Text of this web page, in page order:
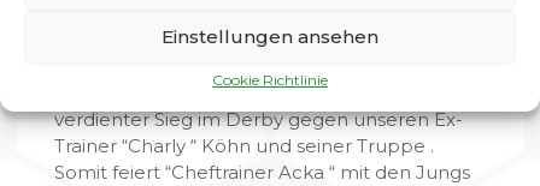
Einstellungen ansehen
Cookie Richtlinie
machten wir nochmal mächtig Druck und so
Siegtreffer durch Moritz .Unter dem Strich ein
verdienter Sieg im Derby gegen unseren Ex-
Trainer “Charly “ Köhn und seiner Truppe .
Somit feiert “Cheftrainer Acka “ mit den Jungs